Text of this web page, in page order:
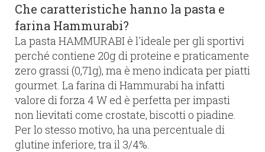
Che caratteristiche hanno la pasta e
farina Hammurabi?
La pasta HAMMURABI è l'ideale per gli sportivi
perché contiene 20g di proteine e praticamente
zero grassi (0,71g), ma è meno indicata per piatti
gourmet. La farina di Hammurabi ha infatti
valore di forza 4 W ed è perfetta per impasti
non lievitati come crostate, biscotti o piadine.
Per lo stesso motivo, ha una percentuale di
glutine inferiore, tra il 3/4%.